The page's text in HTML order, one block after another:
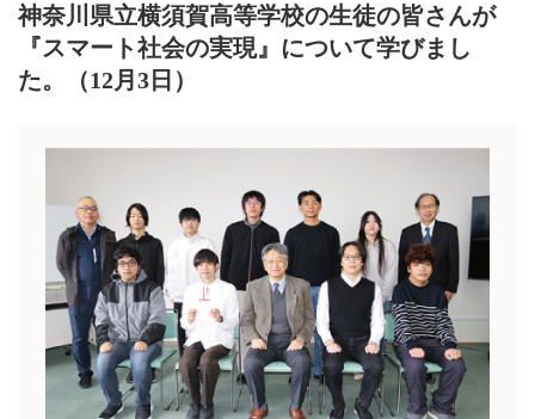
緊急時のお知らせ
このサイトについて
プライバシーポリシー
お問い合わせフォーム
閉じる
神奈川県立横須賀高等学校の生徒の皆さんが
『スマート社会の実現』について学びまし
た。（12月3日）